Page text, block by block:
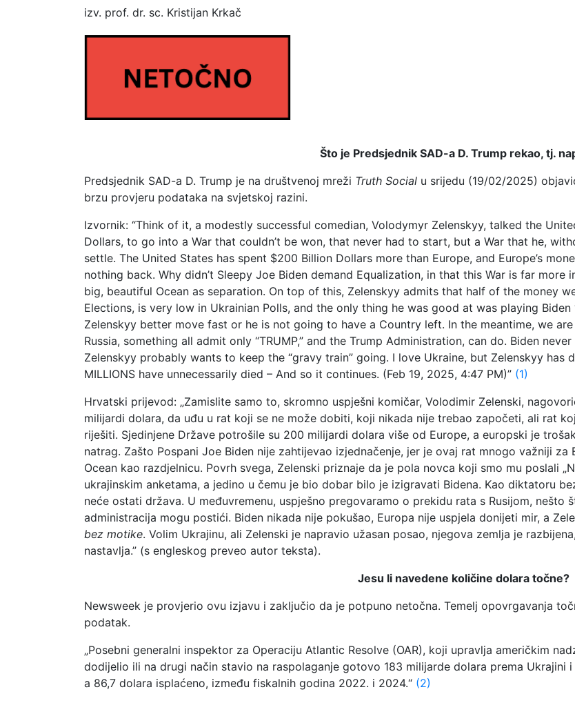
izv. prof. dr. sc. Kristijan Krkač
Što je Predsjednik SAD-a D. Trump rekao, tj.
Predsjednik SAD-a D. Trump je na društvenoj mreži Truth Social u srijedu (19/02/2025)
brzu provjeru podataka na svjetskoj razini.
Izvornik: “Think of it, a modestly successful comedian, Volodymyr Zelenskyy, talked the
Dollars, to go into a War that couldn’t be won, that never had to start, but a War that he,
settle. The United States has spent $200 Billion Dollars more than Europe, and Europe’s
nothing back. Why didn’t Sleepy Joe Biden demand Equalization, in that this War is far
big, beautiful Ocean as separation. On top of this, Zelenskyy admits that half of the money
Elections, is very low in Ukrainian Polls, and the only thing he was good at was playing
Zelenskyy better move fast or he is not going to have a Country left. In the meantime, we
Russia, something all admit only “TRUMP,” and the Trump Administration, can do. Biden
Zelenskyy probably wants to keep the “gravy train” going. I love Ukraine, but Zelenskyy has
MILLIONS have unnecessarily died – And so it continues. (Feb 19, 2025, 4:47 PM)” (1)
Hrvatski prijevod: „Zamislite samo to, skromno uspješni komičar, Volodimir Zelenski,
milijardi dolara, da uđu u rat koji se ne može dobiti, koji nikada nije trebao započeti, ali rat
riješiti. Sjedinjene Države potrošile su 200 milijardi dolara više od Europe, a europski je
natrag. Zašto Pospani Joe Biden nije zahtijevao izjednačenje, jer je ovaj rat mnogo važniji za
Ocean kao razdjelnicu. Povrh svega, Zelenski priznaje da je pola novca koji smo mu poslali
ukrajinskim anketama, a jedino u čemu je bio dobar bilo je izigravati Bidena. Kao diktatoru
neće ostati država. U međuvremenu, uspješno pregovaramo o prekidu rata s Rusijom, nešto
administracija mogu postići. Biden nikada nije pokušao, Europa nije uspjela donijeti mir, a
bez motike. Volim Ukrajinu, ali Zelenski je napravio užasan posao, njegova zemlja je
nastavlja.” (s engleskog preveo autor teksta).
Jesu li navedene količine dolara točne?
Newsweek je provjerio ovu izjavu i zaključio da je potpuno netočna. Temelj opovrgavanja
podatak.
„Posebni generalni inspektor za Operaciju Atlantic Resolve (OAR), koji upravlja američkim
dodijelio ili na drugi način stavio na raspolaganje gotovo 183 milijarde dolara prema Ukrajini
a 86,7 dolara isplaćeno, između fiskalnih godina 2022. i 2024.“ (2)